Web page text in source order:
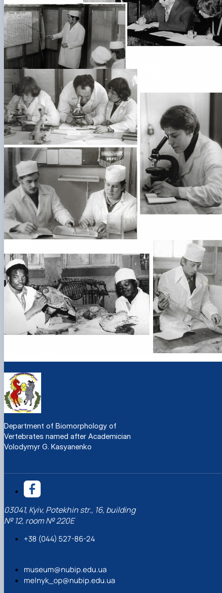
Department of Biomorphology of
Vertebrates named after Academician
Volodymyr G. Kasyanenko
03041, Kyiv, Potekhin str., 16, building
№ 12, room № 220Е
+38 (044) 527-86-24
museum@nubip.edu.ua
melnyk_op@nubip.edu.ua